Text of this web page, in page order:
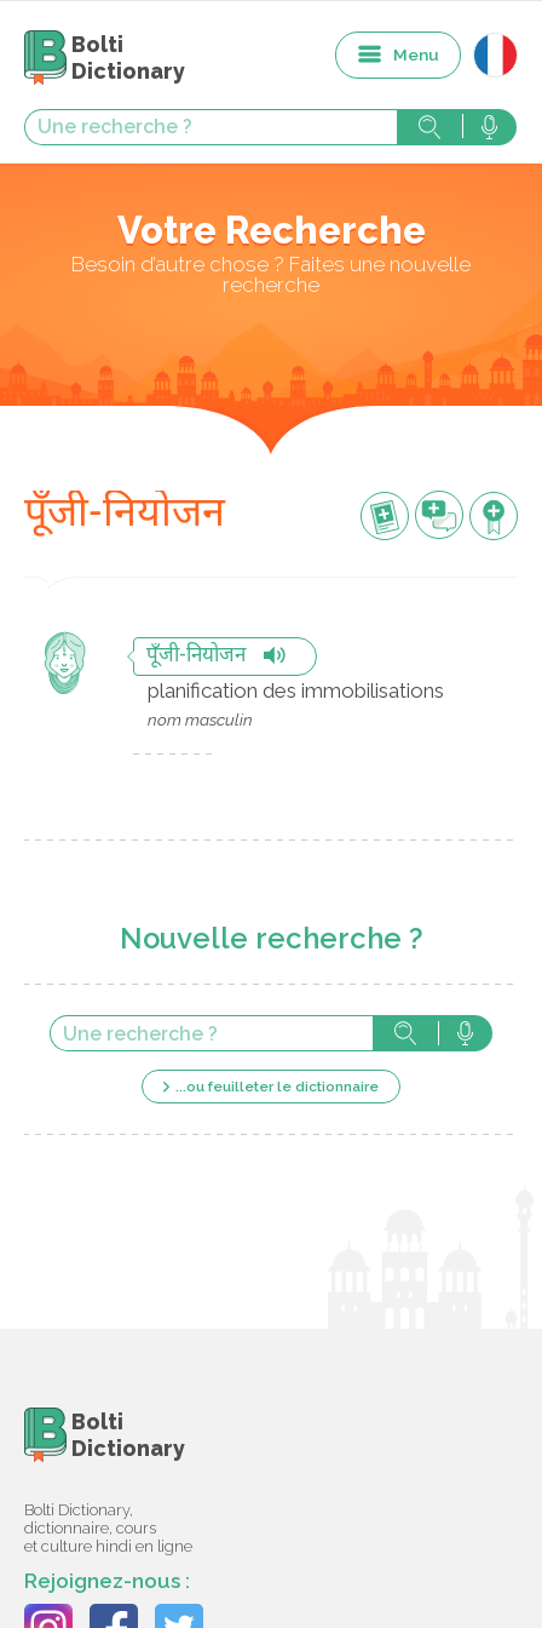
Bolti
Dictionary
Menu
Votre Recherche
Besoin d’autre chose ? Faites une nouvelle
recherche
पूँजी-नियोजन
पूँजी-नियोजन
planification des immobilisations
nom masculin
Nouvelle recherche ?
...ou feuilleter le dictionnaire
Bolti
Dictionary
Bolti Dictionary,
dictionnaire, cours
et culture hindi en ligne
Rejoignez-nous :